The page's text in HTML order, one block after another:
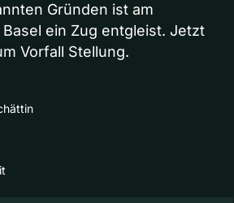
Gründen ist am
ein Zug entgleist. Jetzt
Vorfall Stellung.